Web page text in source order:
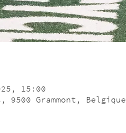
15:00
Grammont, Belgique